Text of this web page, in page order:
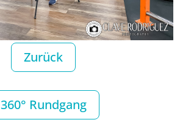
Zurück
360° Rundgang